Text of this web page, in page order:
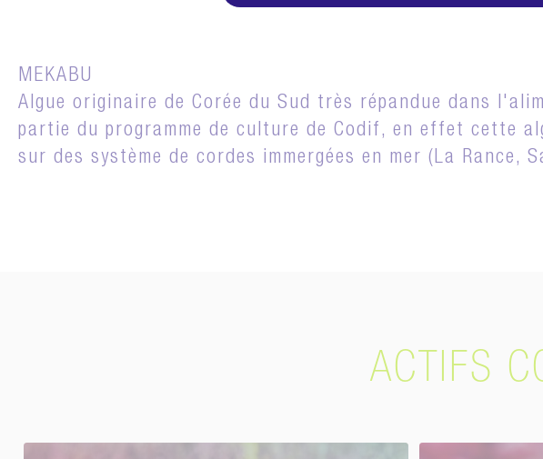
MEKABU
Algue originaire de Corée du Sud très répandue dans
partie du programme de culture de Codif, en effet cette
sur des système de cordes immergées en mer (La Rance,
ACTIFS